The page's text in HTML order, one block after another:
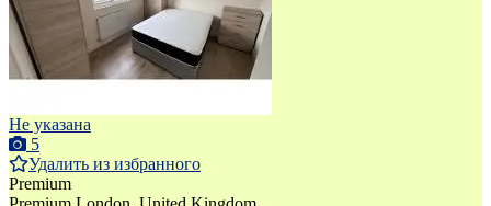
Не указана
5
Удалить из избранного
Premium